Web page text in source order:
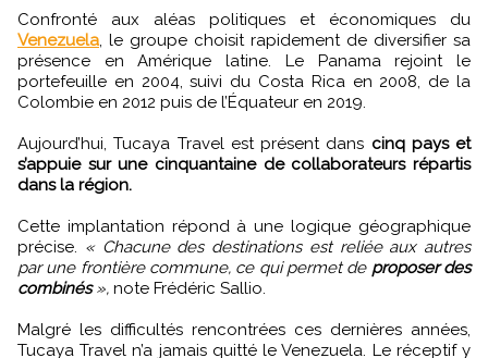
Confronté aux aléas politiques et économiques du
Venezuela, le groupe choisit rapidement de diversifier sa
présence en Amérique latine. Le Panama rejoint le
portefeuille en 2004, suivi du Costa Rica en 2008, de la
Colombie en 2012 puis de l’Équateur en 2019.
Aujourd’hui, Tucaya Travel est présent dans cinq pays et
s’appuie sur une cinquantaine de collaborateurs répartis
dans la région.
Cette implantation répond à une logique géographique
précise. « Chacune des destinations est reliée aux autres
par une frontière commune, ce qui permet de proposer des
combinés», note Frédéric Sallio.
Malgré les difficultés rencontrées ces dernières années,
Tucaya Travel n’a jamais quitté le Venezuela. Le réceptif y